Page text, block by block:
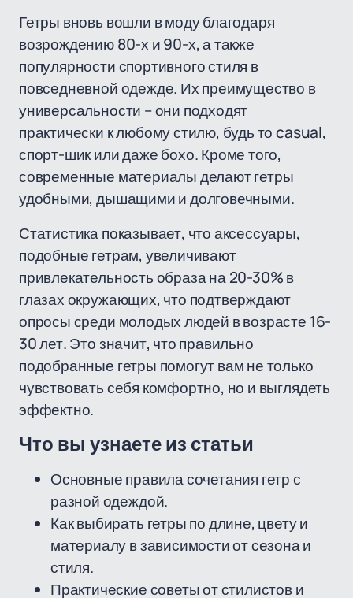
Гетры вновь вошли в моду благодаря
возрождению 80-х и 90-х, а также
популярности спортивного стиля в
повседневной одежде. Их преимущество в
универсальности – они подходят
практически к любому стилю, будь то casual,
спорт-шик или даже бохо. Кроме того,
современные материалы делают гетры
удобными, дышащими и долговечными.
Статистика показывает, что аксессуары,
подобные гетрам, увеличивают
привлекательность образа на 20-30% в
глазах окружающих, что подтверждают
опросы среди молодых людей в возрасте 16-
30 лет. Это значит, что правильно
подобранные гетры помогут вам не только
чувствовать себя комфортно, но и выглядеть
эффектно.
Что вы узнаете из статьи
Основные правила сочетания гетр с
разной одеждой.
Как выбирать гетры по длине, цвету и
материалу в зависимости от сезона и
стиля.
Практические советы от стилистов и